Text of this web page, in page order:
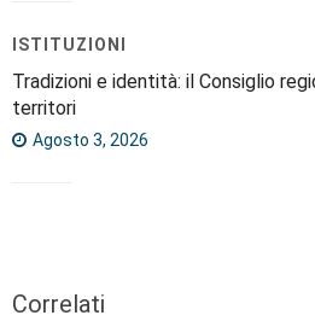
ISTITUZIONI
Tradizioni e identità: il Consiglio
territori
Agosto 3, 2026
Correlati